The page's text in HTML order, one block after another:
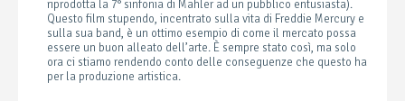
riprodotta la 7° sinfonia di Mahler ad un pubblico entusiasta).
Questo film stupendo, incentrato sulla vita di Freddie Mercury e
sulla sua band, è un ottimo esempio di come il mercato possa
essere un buon alleato dell’arte. È sempre stato così, ma solo
ora ci stiamo rendendo conto delle conseguenze che questo ha
per la produzione artistica.